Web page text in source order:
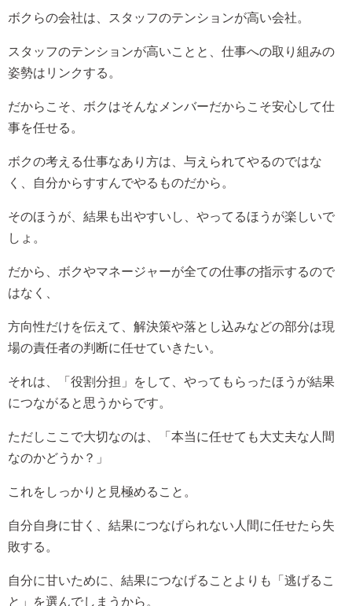
ボクらの会社は、スタッフのテンションが高い会社。
スタッフのテンションが高いことと、仕事への取り組みの
姿勢はリンクする。
だからこそ、ボクはそんなメンバーだからこそ安心して仕
事を任せる。
ボクの考える仕事なあり方は、与えられてやるのではな
く、自分からすすんでやるものだから。
そのほうが、結果も出やすいし、やってるほうが楽しいで
しょ。
だから、ボクやマネージャーが全ての仕事の指示するので
はなく、
方向性だけを伝えて、解決策や落とし込みなどの部分は現
場の責任者の判断に任せていきたい。
それは、「役割分担」をして、やってもらったほうが結果
につながると思うからです。
ただしここで大切なのは、「本当に任せても大丈夫な人間
なのかどうか？」
これをしっかりと見極めること。
自分自身に甘く、結果につなげられない人間に任せたら失
敗する。
自分に甘いために、結果につなげることよりも「逃げるこ
と」を選んでしまうから。